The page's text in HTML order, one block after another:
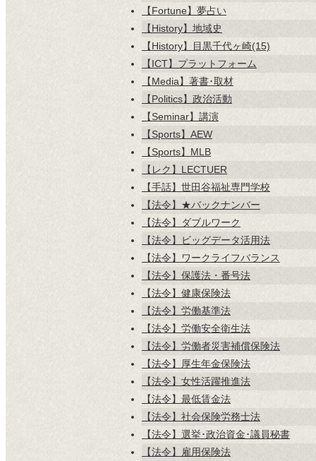
【Fortune】夢占い
【History】地域史
【History】目黒千代ヶ崎(15)
【ICT】プラットフォーム
【Media】著書･取材
【Politics】政治活動
【Seminar】講演
【Sports】AEW
【Sports】MLB
【レク】LECTUER
【手話】世田谷福祉専門学校
【法令】★バックナンバー
【法令】ダブルワーク
【法令】ビッグデータ活用法
【法令】ワークライフバランス
【法令】保護法・番号法
【法令】健康保険法
【法令】労働基準法
【法令】労働安全衛生法
【法令】労働者災害補償保険法
【法令】厚生年金保険法
【法令】女性活躍推進法
【法令】最低賃金法
【法令】社会保険労務士法
【法令】選挙･政治資金･議員秘書
【法令】雇用保険法